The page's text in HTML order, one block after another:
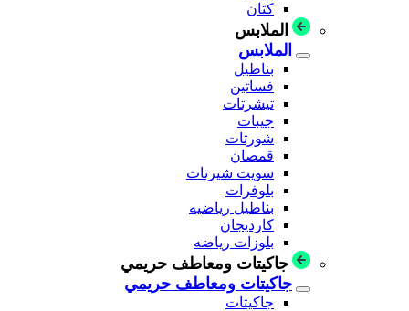
كتان
الملابس
الملابس
بناطيل
فساتين
تيشرتات
جيبات
شورتات
قمصان
سويت شيرتات
بلوفرات
بناطيل رياضيه
كارديجان
بلوزات رياضه
جاكيتات ومعاطف حريمي
جاكيتات ومعاطف حريمي
جاكيتات